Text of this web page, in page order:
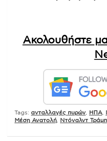
Ακολουθήστε
Tags: ανταλλαγές πυρών ΗΠΑ
Μέση Ανατολή
Ντόναλντ Τράμπ